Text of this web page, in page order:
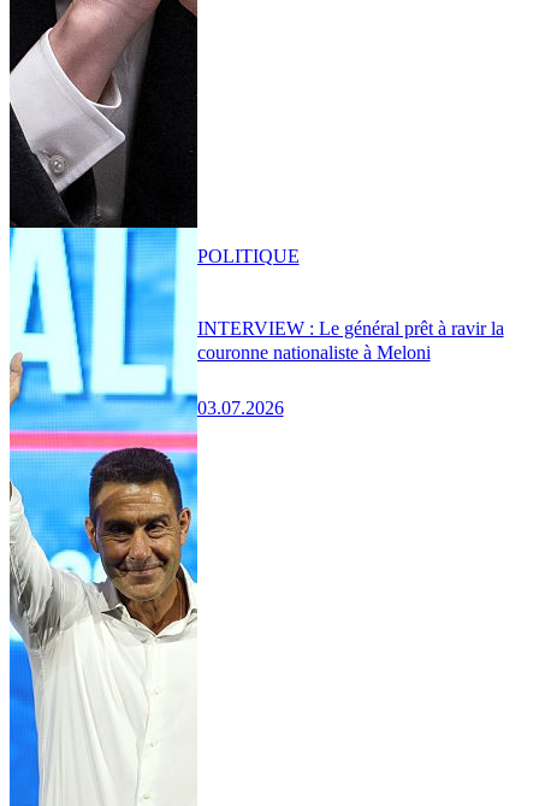
INTERVIEW : Le général prêt à ravir la
couronne nationaliste à Meloni
03.07.2026
POLITIQUE